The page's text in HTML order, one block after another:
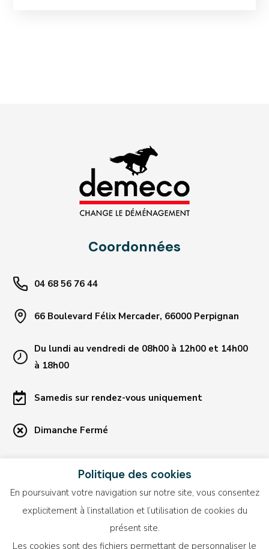
Coordonnées
04 68 56 76 44
66 Boulevard Félix Mercader, 66000 Perpignan
Du lundi au vendredi de 08h00 à 12h00 et 14h00
à 18h00
Samedis sur rendez-vous uniquement
Dimanche Fermé
Liens utiles
Blog
Recrutement
CALCULATEUR DE VOLUME
Politique des cookies
En poursuivant votre navigation sur notre site, vous consentez
explicitement à l’installation et l’utilisation de cookies du
présent site.
Les cookies sont des fichiers permettant de personnaliser le